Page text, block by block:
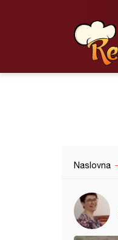
Naslovna